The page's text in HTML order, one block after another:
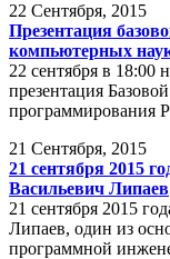
22 Сентября, 2015
Презентация
компьютерных
22 сентября в 18:00
презентация
программирования
21 Сентября, 2015
21 сентября 2015
Васильевич Липаев
21 сентября 2015
Липаев, один из
программной